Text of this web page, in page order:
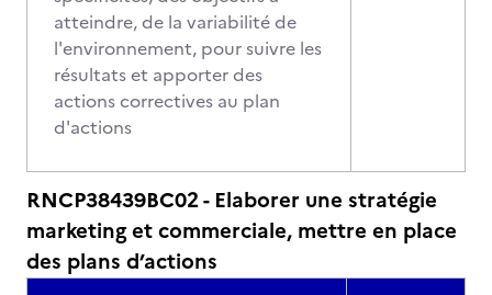
atteindre, de la variabilité de
l'environnement, pour suivre les
résultats et apporter des
actions correctives au plan
d'actions
RNCP38439BC02 - Elaborer une stratégie
marketing et commerciale, mettre en place
des plans d’actions